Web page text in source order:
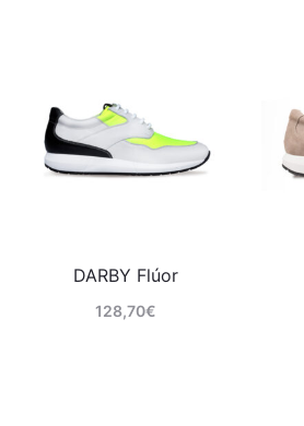
DARBY Flúor
128,70€